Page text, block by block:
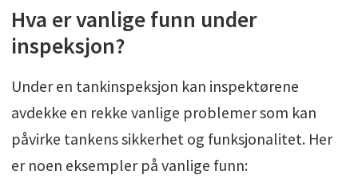
Hva er vanlige funn under
inspeksjon?
Under en tankinspeksjon kan inspektørene
avdekke en rekke vanlige problemer som kan
påvirke tankens sikkerhet og funksjonalitet. Her
er noen eksempler på vanlige funn: